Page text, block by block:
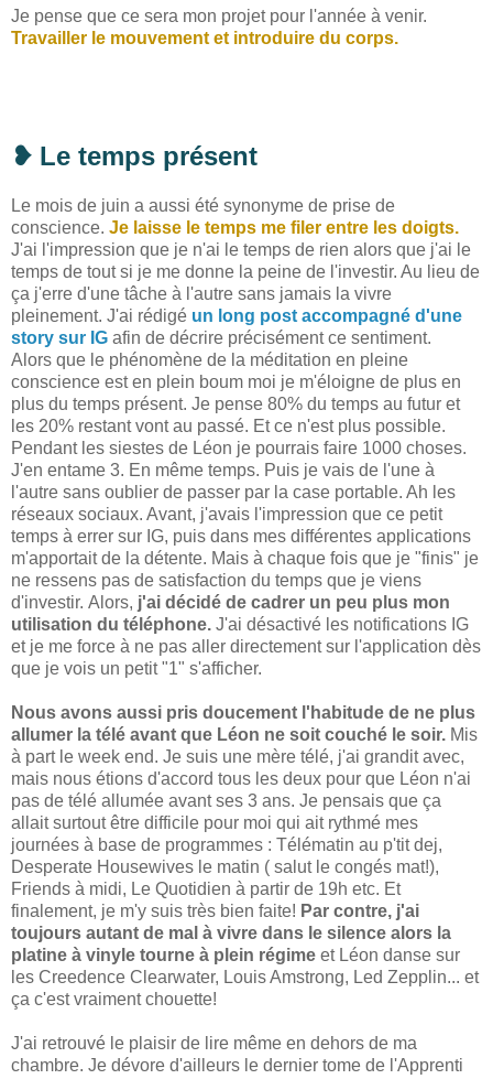
Je pense que ce sera mon projet pour l'année à venir.
Travailler le mouvement et introduire du corps.
❥ Le temps présent
Le mois de juin a aussi été synonyme de prise de
conscience. Je laisse le temps me filer entre les doigts.
J'ai l'impression que je n'ai le temps de rien alors que j'ai le
temps de tout si je me donne la peine de l'investir. Au lieu de
ça j'erre d'une tâche à l'autre sans jamais la vivre
pleinement. J'ai rédigé un long post accompagné d'une
story sur IG afin de décrire précisément ce sentiment.
Alors que le phénomène de la méditation en pleine
conscience est en plein boum moi je m'éloigne de plus en
plus du temps présent. Je pense 80% du temps au futur et
les 20% restant vont au passé. Et ce n'est plus possible.
Pendant les siestes de Léon je pourrais faire 1000 choses.
J'en entame 3. En même temps. Puis je vais de l'une à
l'autre sans oublier de passer par la case portable. Ah les
réseaux sociaux. Avant, j'avais l'impression que ce petit
temps à errer sur IG, puis dans mes différentes applications
m'apportait de la détente. Mais à chaque fois que je "finis" je
ne ressens pas de satisfaction du temps que je viens
d'investir. Alors, j'ai décidé de cadrer un peu plus mon
utilisation du téléphone. J'ai désactivé les notifications IG
et je me force à ne pas aller directement sur l'application dès
que je vois un petit "1" s'afficher.
Nous avons aussi pris doucement l'habitude de ne plus
allumer la télé avant que Léon ne soit couché le soir. Mis
à part le week end. Je suis une mère télé, j'ai grandit avec,
mais nous étions d'accord tous les deux pour que Léon n'ai
pas de télé allumée avant ses 3 ans. Je pensais que ça
allait surtout être difficile pour moi qui ait rythmé mes
journées à base de programmes : Télématin au p'tit dej,
Desperate Housewives le matin ( salut le congés mat!),
Friends à midi, Le Quotidien à partir de 19h etc. Et
finalement, je m'y suis très bien faite! Par contre, j'ai
toujours autant de mal à vivre dans le silence alors la
platine à vinyle tourne à plein régime et Léon danse sur
les Creedence Clearwater, Louis Amstrong, Led Zepplin... et
ça c'est vraiment chouette!
J'ai retrouvé le plaisir de lire même en dehors de ma
chambre. Je dévore d'ailleurs le dernier tome de l'Apprenti